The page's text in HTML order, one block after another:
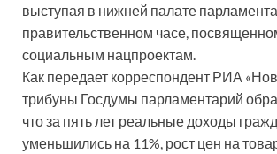
выступая в нижней палате
правительственном часе,
социальным нацпроектам.
Как передает корреспондент РИА
трибуны Госдумы парламентарий
что за пять лет реальные доходы
уменьшились на 11%, рост цен на